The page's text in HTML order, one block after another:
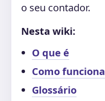
o seu contador.
Nesta wiki:
O que é
Como funciona
Glossário